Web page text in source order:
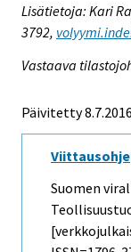
Lisätietoja: Kari
3792,
Vastaava
Päivitetty 8.7.2016
Viittausohje
Suomen